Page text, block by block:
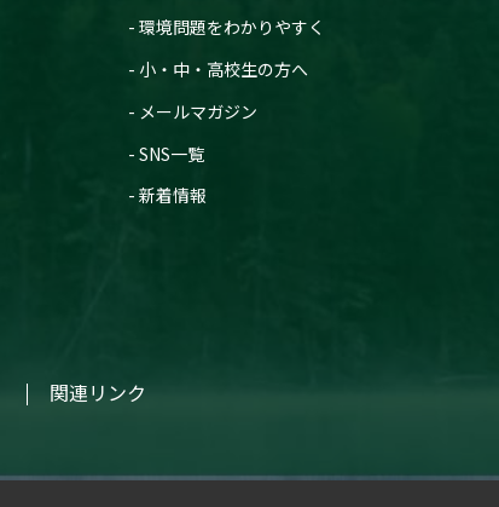
環境問題をわかりやすく
小・中・高校生の方へ
メールマガジン
SNS一覧
新着情報
関連リンク